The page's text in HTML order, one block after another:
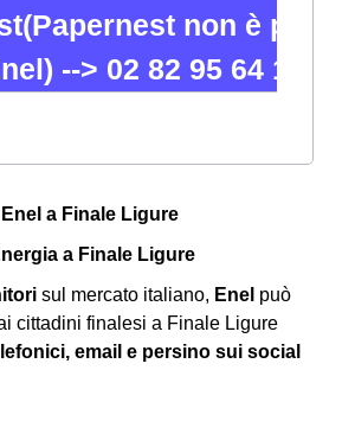
non è
--> 02 82 95 64 12
a Finale Ligure
a Finale Ligure
sul mercato italiano, Enel può
cittadini finalesi a Finale Ligure
email e persino sui social